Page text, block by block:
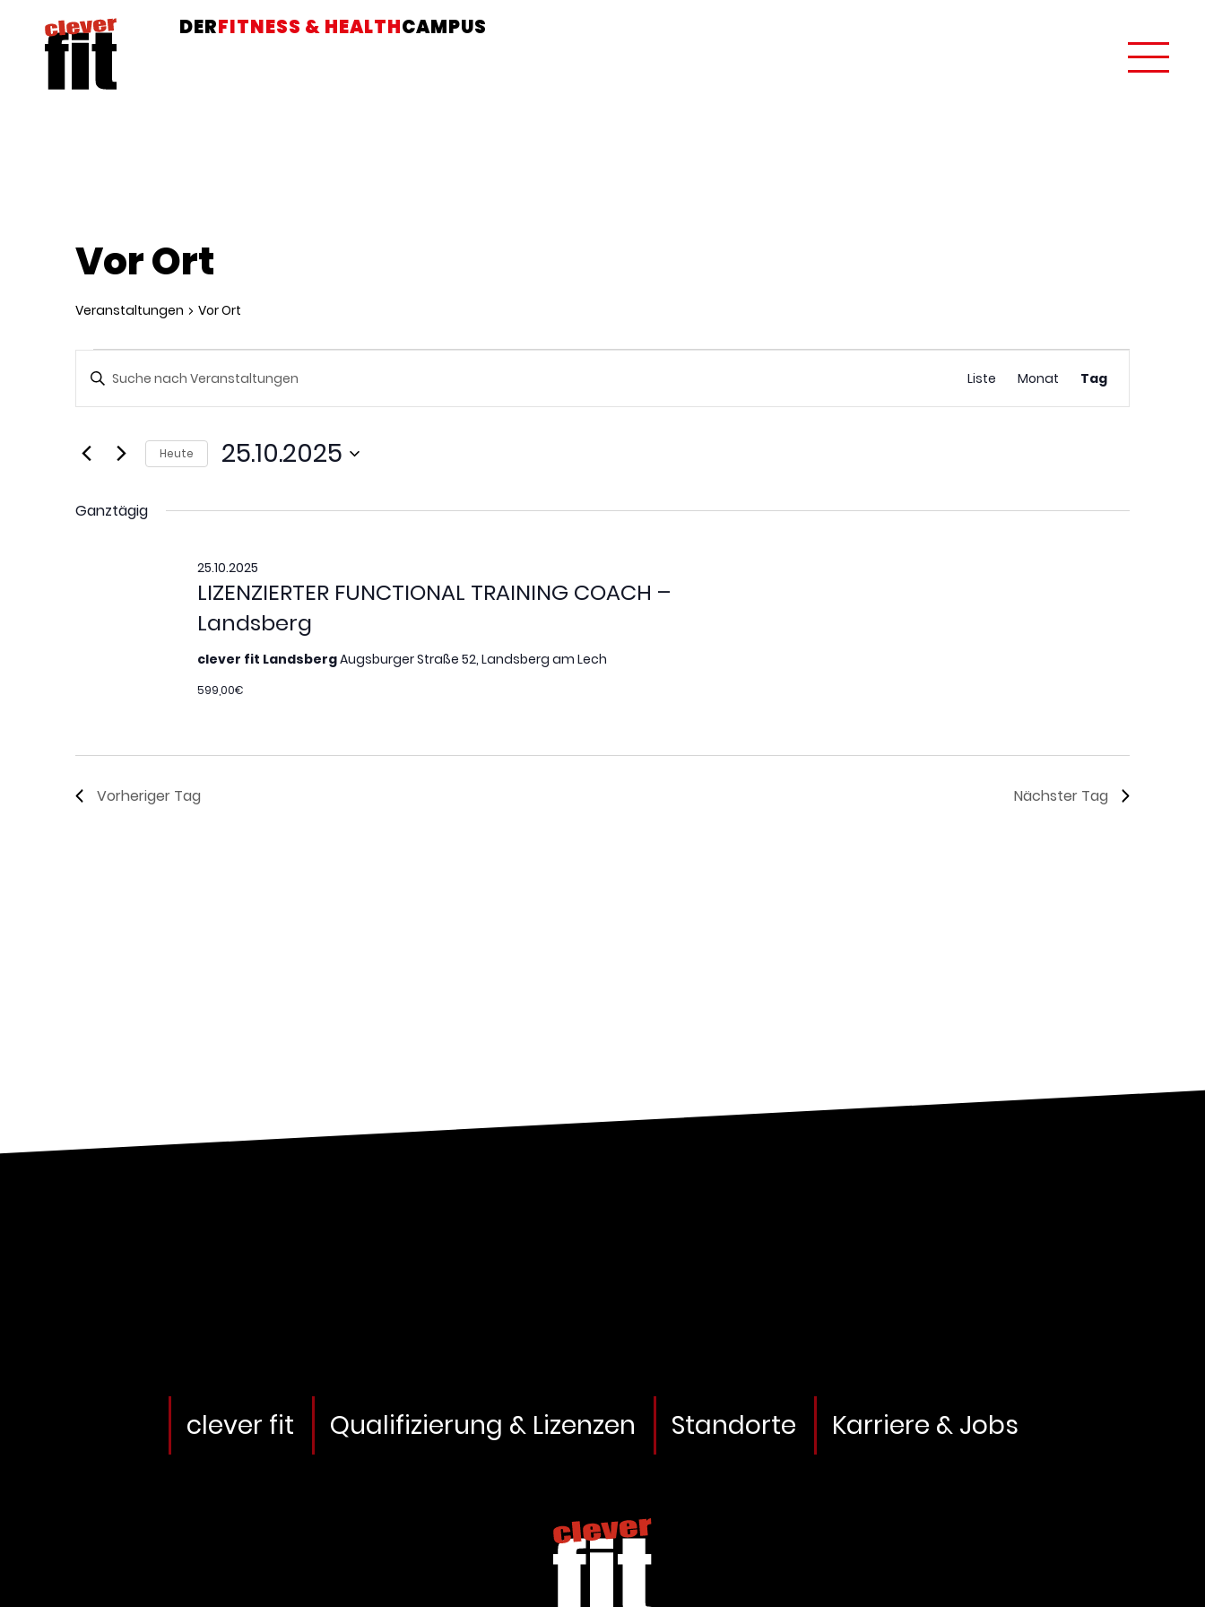
DERFITNESS & HEALTHCAMPUS
Vor Ort
Veranstaltungen Vor Ort
Veranstaltungen
Suche
und
Ansichten,
Bitte
Schlüsselwort
Suche
Veranstaltungen
Schlüsselwort.
Ansichten-
Navigation
Liste Monat Tag
Heute 25.10.2025
Ganztägig
LIZENZIERTER FUNCTIONAL TRAINING COACH –
Landsberg
25.10.2025
clever fit LandsbergAugsburger Straße 52, Landsberg am Lech
599,00€
Vorheriger Tag Nächster Tag
clever fit Qualifizierung & Lizenzen Standorte Karriere & Jobs